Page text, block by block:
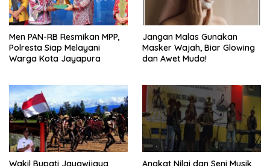
Men PAN-RB Resmikan MPP,
Polresta Siap Melayani
Warga Kota Jayapura
Jangan Malas Gunakan
Masker Wajah, Biar Glowing
dan Awet Muda!
Wakil Bupati Jayawijaya
Angkat Nilai dan Seni Musik